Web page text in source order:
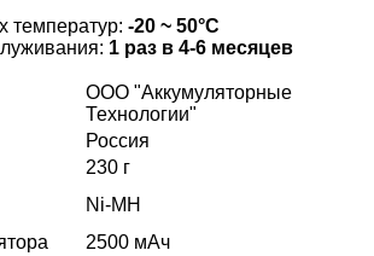
температур: -20 ~ 50°С
1 раз в 4-6 месяцев
ООО "Аккумуляторные
Технологии"
Россия
230 г
Ni-MH
2500 мАч